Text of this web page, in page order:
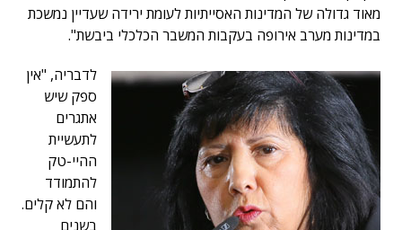
מאוד גדולה של המדינות האסייתיות לעומת ירידה שעדיין נמשכת
במדינות מערב אירופה בעקבות המשבר הכלכלי ביבשת".
לדבריה, "אין
ספק שיש
אתגרים
לתעשיית
ההיי-טק
להתמודד
והם לא קלים.
בשנים